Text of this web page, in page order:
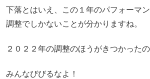
下落とはいえ、この１年のパフォーマン
調整でしかないことが分かりますね。
２０２２年の調整のほうがきつかった
みんなびびるなよ！